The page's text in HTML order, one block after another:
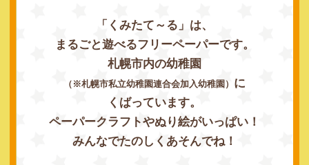
「くみたて～る」は、
まるごと遊べるフリーペーパーです。
札幌市内の幼稚園
（※札幌市私立幼稚園連合会加入幼稚園） に
くばっています。
ペーパークラフトやぬり絵がいっぱい！
みんなでたのしくあそんでね！